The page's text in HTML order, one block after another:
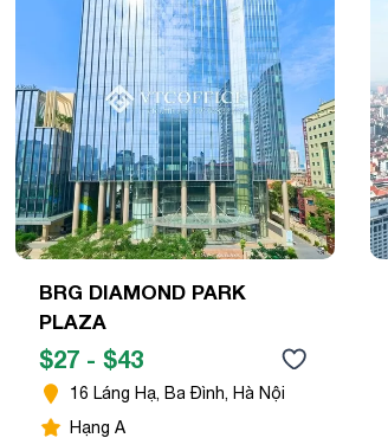
BRG DIAMOND PARK
PLAZA
$27 - $43
16 Láng Hạ, Ba Đình, Hà Nội
Hạng A